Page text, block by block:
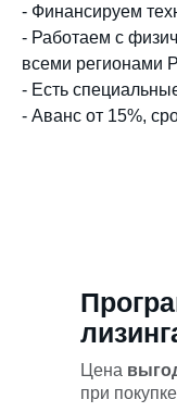
- Финансируем
- Работаем с
всеми регионами
- Есть
- Аванс от 15%,
Цена
при